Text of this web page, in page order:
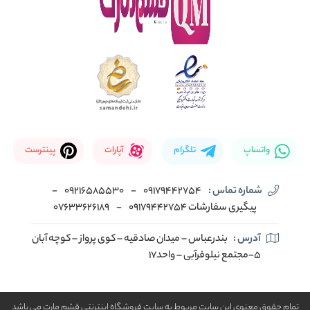
واتساپ تلگرام آپارات پینترست
شماره تماس : 09179442754
-
09216585530
-
پیگیری سفارشات 09179442754
-
07633626189
آدرس : بندرعباس – میدان صادقیه – کوی پرواز – کوچه آبان
5-مجتمع نیلوفرآبی – واحد17